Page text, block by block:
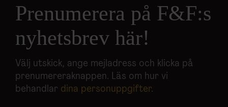
Prenumerera på F&F:s
nyhetsbrev här!
Välj utskick, ange mejladress och klicka på
prenumereraknappen. Läs om hur vi
behandlar dina personuppgifter.